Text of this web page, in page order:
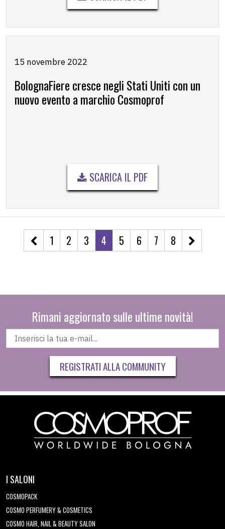
15 novembre 2022
BolognaFiere cresce negli Stati Uniti con un
nuovo evento a marchio Cosmoprof
SCARICA IL PDF
1 2 3 4 5 6 7 8
Rimani aggiornato sulle ultime novità!
REGISTRATI ALLA COMMUNITY
I SALONI
COSMOPACK
COSMO PERFUMERY & COSMETICS
COSMO HAIR, NAIL & BEAUTY SALON